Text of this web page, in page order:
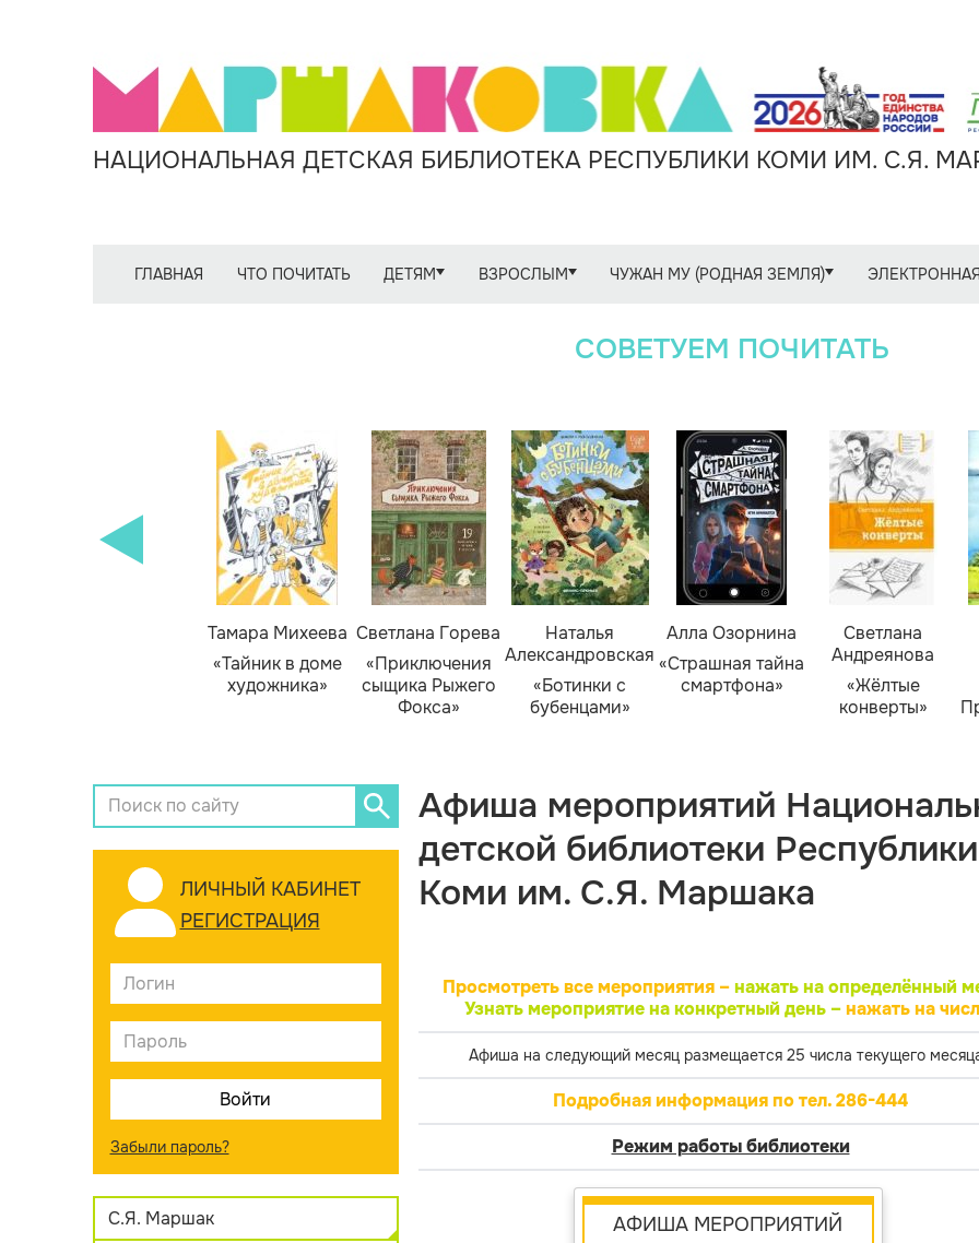
НАЦИОНАЛЬНАЯ ДЕТСКАЯ БИБЛИОТЕКА РЕСПУБЛИКИ КОМИ ИМ. С.Я.
ГЛАВНАЯ ЧТО ПОЧИТАТЬ ДЕТЯМ ВЗРОСЛЫМ ЧУЖАН МУ (РОДНАЯ ЗЕМЛЯ)
СОВЕТУЕМ ПОЧИТАТЬ
Тамара Михеева
«Тайник в доме
художника»
Светлана Горева
«Приключения
сыщика Рыжего
Фокса»
Наталья
Александровская
«Ботинки с
бубенцами»
Алла Озорнина
«Страшная тайна
смартфона»
Светлана
Андреянова
«Жёлтые
конверты»
ЛИЧНЫЙ КАБИНЕТ
РЕГИСТРАЦИЯ
Забыли пароль?
С.Я. Маршак
Афиша мероприятий
детской библиотеки Республики
Коми им. С.Я. Маршака
Просмотреть все мероприятия – нажать на определённый
Узнать мероприятие на конкретный день –нажать на
Афиша на следующий месяц размещается 25 числа текущего
Подробная информация по тел. 286-444
Режим работы библиотеки
АФИША МЕРОПРИЯТИЙ